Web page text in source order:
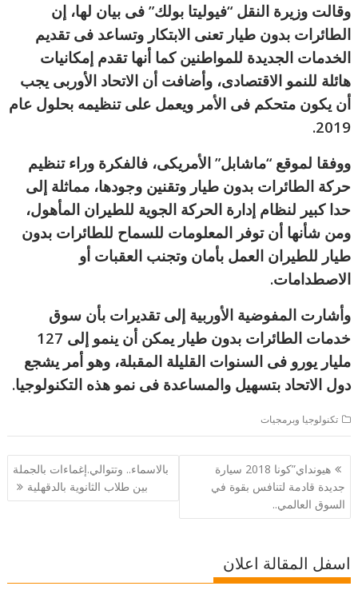
وقالت وزيرة النقل “فيوليتا بولك” فى بيان لها، إن
الطائرات بدون طيار تعنى الابتكار وتساعد فى تقديم
الخدمات الجديدة للمواطنين كما أنها تقدم إمكانيات
هائلة للنمو الاقتصادى، وأضافت أن الاتحاد الأوربى يجب
أن يكون متحكم فى الأمر ويعمل على تنظيمه بحلول عام
2019.
ووفقا لموقع “ماشابل” الأمريكى، فالفكرة وراء تنظيم
حركة الطائرات بدون طيار وتقنين وجودها، مماثلة إلى
حدا كبير لنظام إدارة الحركة الجوية للطيران المأهول،
ومن شأنها أن توفر المعلومات للسماح للطائرات بدون
طيار للطيران العمل بأمان وتجنب العقبات أو
الاصطدامات.
وأشارت المفوضية الأوربية إلى تقديرات بأن سوق
خدمات الطائرات بدون طيار يمكن أن ينمو إلى 127
مليار يورو فى السنوات القليلة المقبلة، وهو أمر يشجع
دول الاتحاد بتسهيل والمساعدة فى نمو هذه التكنولوجيا.
تكنولوجيا وبرمجيات
تصفّح
المقالات
هيونداي”كونا 2018 سيارة
جديدة قادمة لتنافس بقوة في
السوق العالمي..
بالاسماء.. وتتوالي.إغماءات بالجملة
بين طلاب الثانوية بالدقهلية
اسفل المقالة اعلان